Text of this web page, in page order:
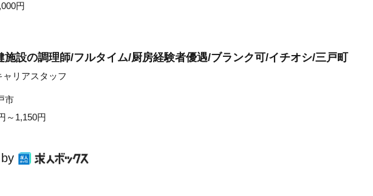
円
施設の調理師/フルタイム/厨房経験者優遇/ブランク可/イチオシ/三戸町
リアスタッフ
市
～1,150円